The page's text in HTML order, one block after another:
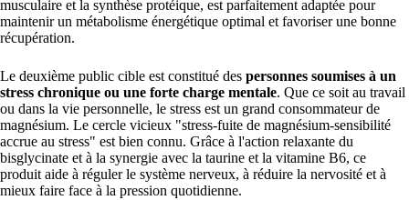
musculaire et la synthèse protéique, est parfaitement adaptée pour
maintenir un métabolisme énergétique optimal et favoriser une bonne
récupération.
Le deuxième public cible est constitué des personnes soumises à un
stress chronique ou une forte charge mentale. Que ce soit au travail
ou dans la vie personnelle, le stress est un grand consommateur de
magnésium. Le cercle vicieux "stress-fuite de magnésium-sensibilité
accrue au stress" est bien connu. Grâce à l'action relaxante du
bisglycinate et à la synergie avec la taurine et la vitamine B6, ce
produit aide à réguler le système nerveux, à réduire la nervosité et à
mieux faire face à la pression quotidienne.